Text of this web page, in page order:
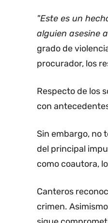
"Este es un
alguien asesine
grado de
procurador, los
Respecto de los
con
Sin embargo, no
del principal
como coautora,
Canteros
crimen.